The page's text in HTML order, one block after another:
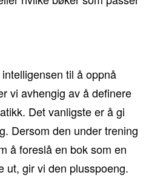
til å oppnå
vi avhengig av å definere
Det vanligste er å gi
Dersom den under trening
å foreslå en bok som en
ut, gir vi den plusspoeng.